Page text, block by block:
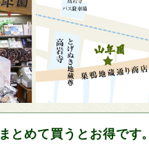
まとめて買うとお得です。